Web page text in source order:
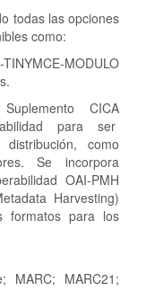
todas las opciones
como:
MODULO
CICA
para ser
como
Se incorpora
OAI-PMH
Harvesting)
para los
MARC; MARC21;